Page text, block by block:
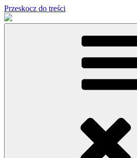
Przeskocz do treści